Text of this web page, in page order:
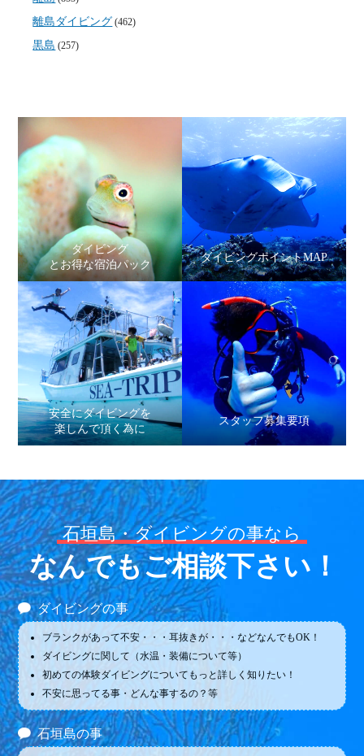
離島ダイビング (462)
黒島 (257)
ダイビング
とお得な宿泊パック
ダイビングポイントMAP
安全にダイビングを
楽しんで頂く為に
スタッフ募集要項
石垣島・ダイビングの事なら
なんでもご相談下さい！
ダイビングの事
ブランクがあって不安・・・耳抜きが・・・などなんでもOK！
ダイビングに関して（水温・装備について等）
初めての体験ダイビングについてもっと詳しく知りたい！
不安に思ってる事・どんな事するの？等
石垣島の事